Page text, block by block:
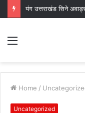
Menu
Home /
Uncategorized